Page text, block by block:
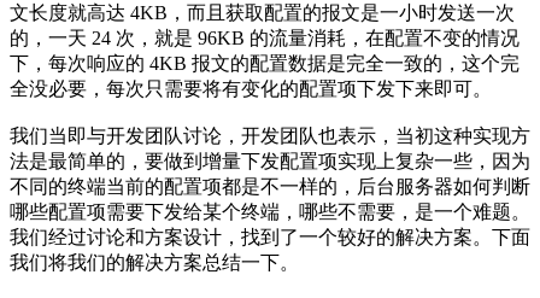
文长度就高达 4KB，而且获取配置的报文是一小时发送一次
的，一天 24 次，就是 96KB 的流量消耗，在配置不变的情况
下，每次响应的 4KB 报文的配置数据是完全一致的，这个完
全没必要，每次只需要将有变化的配置项下发下来即可。
我们当即与开发团队讨论，开发团队也表示，当初这种实现方
法是最简单的，要做到增量下发配置项实现上复杂一些，因为
不同的终端当前的配置项都是不一样的，后台服务器如何判断
哪些配置项需要下发给某个终端，哪些不需要，是一个难题。
我们经过讨论和方案设计，找到了一个较好的解决方案。下面
我们将我们的解决方案总结一下。